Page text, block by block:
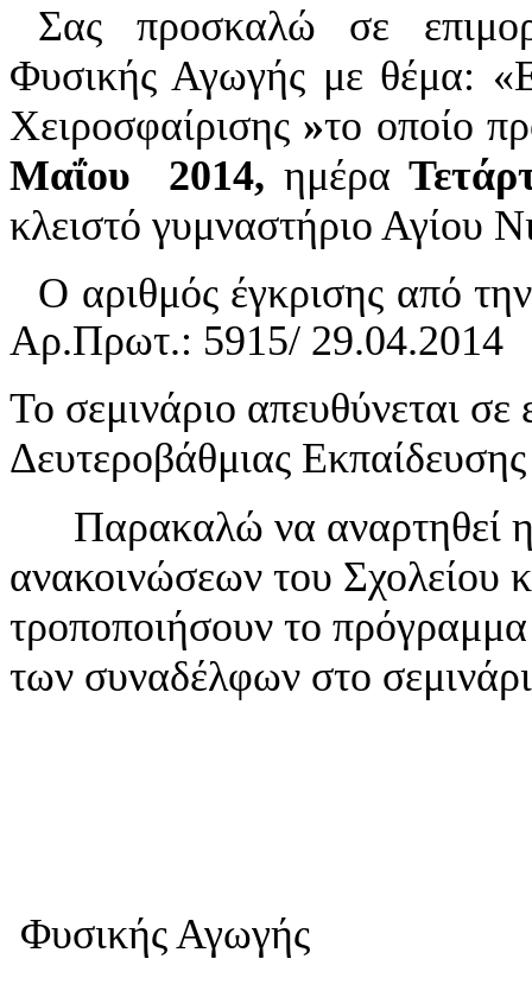
Σας προσκαλώ σε
Φυσικής Αγωγής με θέμα:
Χειροσφαίρισης »το οποίο
Μαΐου 2014, ημέρα
κλειστό γυμναστήριο Αγίου
Ο αριθμός έγκρισης από
Αρ.Πρωτ.: 5915/ 29.04.2014
Το σεμινάριο απευθύνεται σε
Δευτεροβάθμιας
Παρακαλώ να αναρτηθεί
ανακοινώσεων του Σχολείου
τροποποιήσουν το
των συναδέλφων στο
Φυσικής Αγωγής